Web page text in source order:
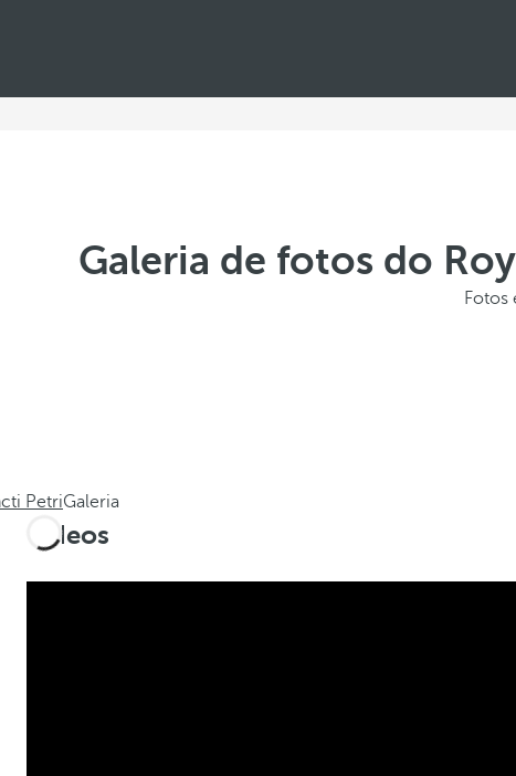
Galeria de fotos do
Fotos
PetriGaleria
Vídeos